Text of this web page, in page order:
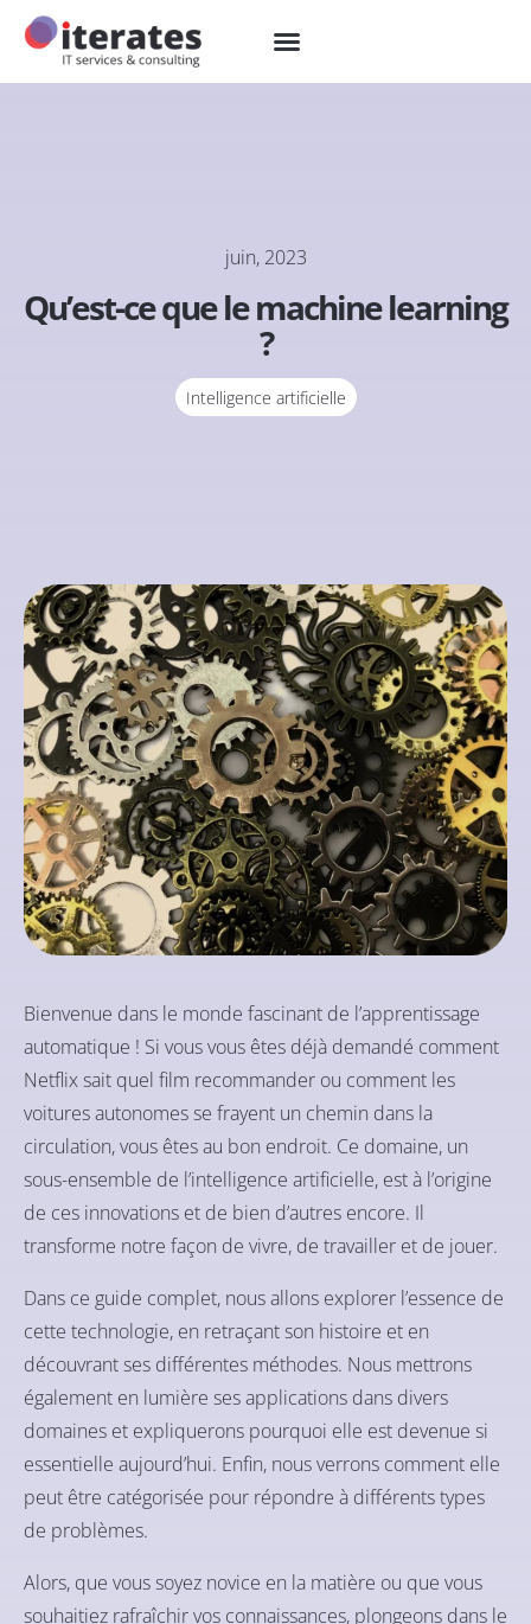
juin, 2023
Qu’est-ce que le machine learning
?
Intelligence artificielle
Bienvenue dans le monde fascinant de l’apprentissage
automatique ! Si vous vous êtes déjà demandé comment
Netflix sait quel film recommander ou comment les
voitures autonomes se frayent un chemin dans la
circulation, vous êtes au bon endroit. Ce domaine, un
sous-ensemble de l’intelligence artificielle, est à l’origine
de ces innovations et de bien d’autres encore. Il
transforme notre façon de vivre, de travailler et de jouer.
Dans ce guide complet, nous allons explorer l’essence de
cette technologie, en retraçant son histoire et en
découvrant ses différentes méthodes. Nous mettrons
également en lumière ses applications dans divers
domaines et expliquerons pourquoi elle est devenue si
essentielle aujourd’hui. Enfin, nous verrons comment elle
peut être catégorisée pour répondre à différents types
de problèmes.
Alors, que vous soyez novice en la matière ou que vous
souhaitiez rafraîchir vos connaissances, plongeons dans le